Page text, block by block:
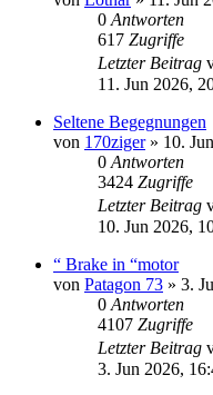
0 Antworten
617 Zugriffe
Letzter Beitrag
11. Jun 2026,
Seltene Begegnungen
von 170ziger» 10.
0 Antworten
3424 Zugriffe
Letzter Beitrag
10. Jun 2026,
“ Brake in “motor
von Patagon 73 » 3.
0 Antworten
4107 Zugriffe
Letzter Beitrag
3. Jun 2026,